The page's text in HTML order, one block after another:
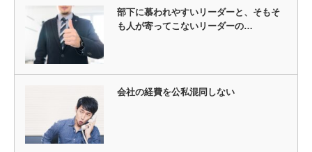
部下に慕われやすいリーダーと、そもそ
も人が寄ってこないリーダーの…
会社の経費を公私混同しない